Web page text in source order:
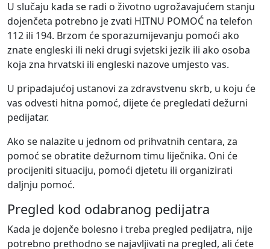
U slučaju kada se radi o životno ugrožavajućem stanju
dojenčeta potrebno je zvati HITNU POMOĆ na telefon
112 ili 194. Brzom će sporazumijevanju pomoći ako
znate engleski ili neki drugi svjetski jezik ili ako osoba
koja zna hrvatski ili engleski nazove umjesto vas.
U pripadajućoj ustanovi za zdravstvenu skrb, u koju će
vas odvesti hitna pomoć, dijete će pregledati dežurni
pedijatar.
Ako se nalazite u jednom od prihvatnih centara, za
pomoć se obratite dežurnom timu liječnika. Oni će
procijeniti situaciju, pomoći djetetu ili organizirati
daljnju pomoć.
Pregled kod odabranog pedijatra
Kada je dojenče bolesno i treba pregled pedijatra, nije
potrebno prethodno se najavljivati na pregled, ali ćete